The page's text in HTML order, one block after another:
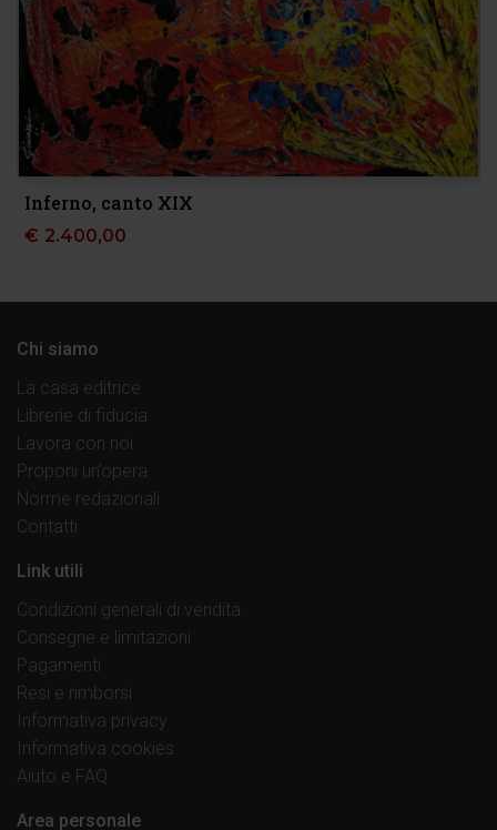
Inferno, canto XIX
€ 2.400,00
Chi siamo
La casa editrice
Librerie di fiducia
Lavora con noi
Proponi un’opera
Norme redazionali
Contatti
Link utili
Condizioni generali di vendita
Consegne e limitazioni
Pagamenti
Resi e rimborsi
Informativa privacy
Informativa cookies
Aiuto e FAQ
Area personale